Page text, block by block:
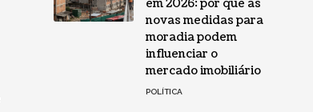
em 2026: por que as
novas medidas para
moradia podem
influenciar o
mercado imobiliário
POLÍTICA